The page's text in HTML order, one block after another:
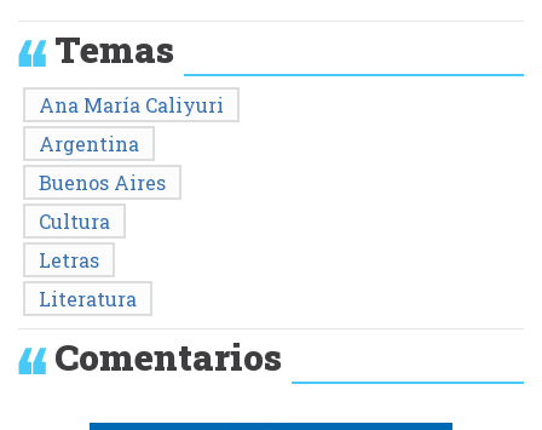
Temas
Ana María Caliyuri
Argentina
Buenos Aires
Cultura
Letras
Literatura
Comentarios